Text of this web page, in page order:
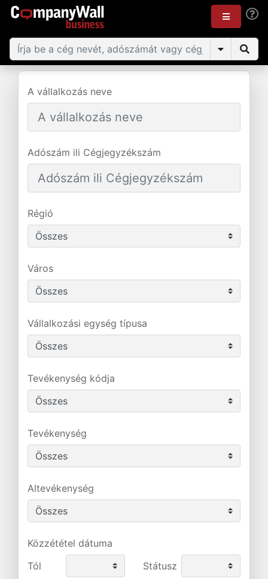
A vállalkozás neve
Adószám ili Cégjegyzékszám
Régió
Város
Vállalkozási egység típusa
Tevékenység kódja
Tevékenység
Altevékenység
Közzététel dátuma
Tól
Státusz